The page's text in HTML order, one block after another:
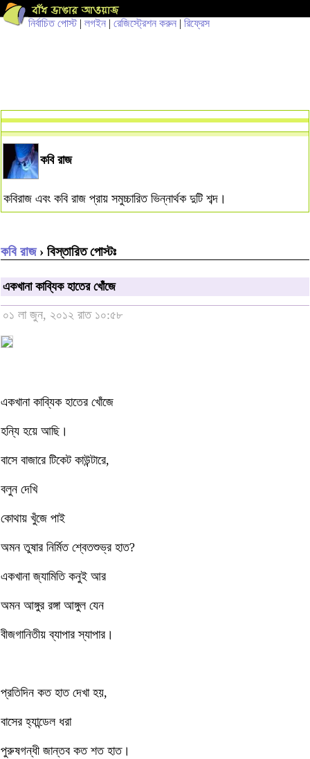
নির্বাচিত পোস্ট| লগইন | রেজিস্ট্রেশন করুন | রিফ্রেস
কবি রাজ
কবিরাজ এবং কবি রাজ প্রায় সমুচ্চারিত ভিন্নার্থক দুটি শব্দ।
কবি রাজ› বিস্তারিত পোস্টঃ
একখানা কাব্যিক হাতের খোঁজে
০১ লা জুন, ২০১২ রাত ১০:৫৮
একখানা কাব্যিক হাতের খোঁজে
হন্যি হয়ে আছি।
বাসে বাজারে টিকেট কাউন্টারে,
বলুন দেখি
কোথায় খুঁজে পাই
অমন তুষার নির্মিত শ্বেতশুভ্র হাত?
একখানা জ্যামিতি কনুই আর
অমন আঙ্গুর রঙ্গা আঙ্গুল যেন
বীজগানিতীয় ব্যাপার স্যাপার।
প্রতিদিন কত হাত দেখা হয়,
বাসের হ্যান্ডেল ধরা
পুরুষগন্ধী জান্তব কত শত হাত।